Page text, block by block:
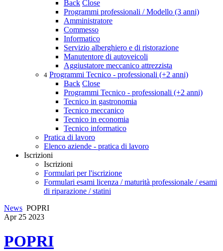
Back Close
Programmi professionali / Modello (3 anni)
Amministratore
Commesso
Informatico
Servizio alberghiero e di ristorazione
Manutentore di autoveicoli
Aggiustatore meccanico attrezzista
4 Programmi Tecnico - professionali (+2 anni)
Back Close
Programmi Tecnico - professionali (+2 anni)
Tecnico in gastronomia
Tecnico meccanico
Tecnico in economia
Tecnico informatico
Pratica di lavoro
Elenco aziende - pratica di lavoro
Iscrizioni
Iscrizioni
Formulari per l'iscrizione
Formulari esami licenza / maturità professionale / esami
di riparazione / statini
News POPRI
Apr 25 2023
POPRI